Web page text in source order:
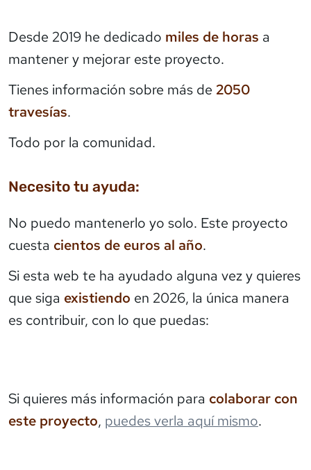
Desde 2019 he dedicado miles de horas a
mantener y mejorar este proyecto.
Tienes información sobre más de 2050
travesías.
Todo por la comunidad.
Necesito tu ayuda:
No puedo mantenerlo yo solo. Este proyecto
cuesta cientos de euros al año.
Si esta web te ha ayudado alguna vez y quieres
que siga existiendo en 2026, la única manera
es contribuir, con lo que puedas:
Si quieres más información para colaborar con
este proyecto, puedes verla aquí mismo.